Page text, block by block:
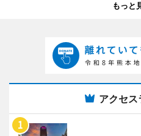
もっと
アクセ